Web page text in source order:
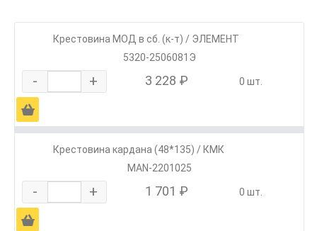
Крестовина МОД в сб. (к-т) / ЭЛЕМЕНТ
5320-2506081Э
- + 3 228 ₽ 0 шт.
Ä
Крестовина кардана (48*135) / КМК
MAN-2201025
- + 1 701 ₽ 0 шт.
Ä